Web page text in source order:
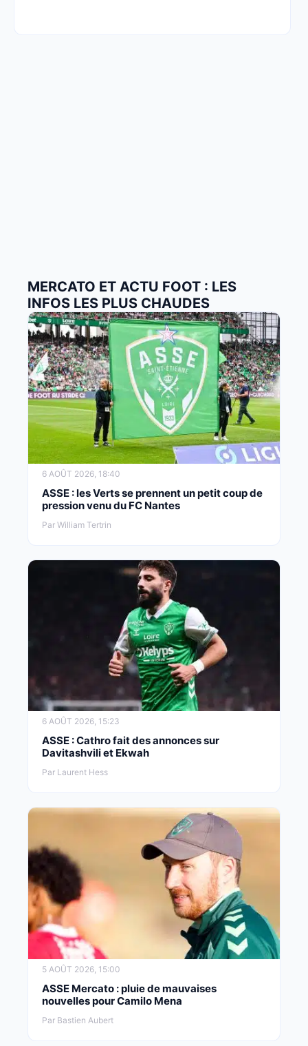
MERCATO ET ACTU FOOT : LES
INFOS LES PLUS CHAUDES
6 AOÛT 2026, 18:40
ASSE : les Verts se prennent un petit coup de
pression venu du FC Nantes
Par William Tertrin
6 AOÛT 2026, 15:23
ASSE : Cathro fait des annonces sur
Davitashvili et Ekwah
Par Laurent Hess
5 AOÛT 2026, 15:00
ASSE Mercato : pluie de mauvaises
nouvelles pour Camilo Mena
Par Bastien Aubert